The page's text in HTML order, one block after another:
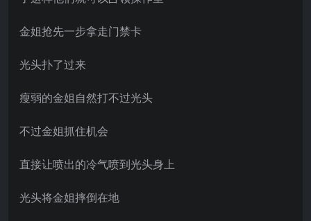
金姐抢先一步拿走门禁卡
光头扑了过来
瘦弱的金姐自然打不过光头
不过金姐抓住机会
直接让喷出的冷气喷到光头身上
光头将金姐摔倒在地